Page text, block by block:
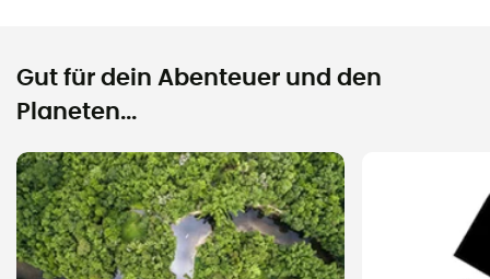
Gut für dein Abenteuer und den
Planeten...